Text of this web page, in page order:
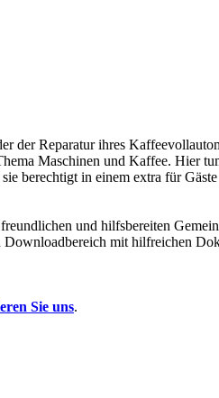
Reparatur ihres
Maschinen und Kaffee. Hier
berechtigt in einem extra für
und hilfsbereiten
mit hilfreichen
Sie uns.